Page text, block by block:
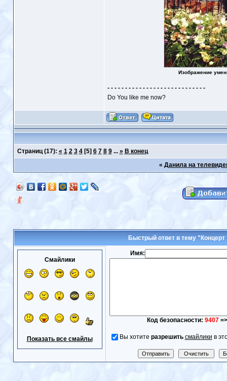
Изображение
- - - - - - - - - - - - - - - - - - - - - - - - - - - -
Do You like me now?
Страниц(17): « 1 2 3 4[5] 6 7 8 9... » В конец
« Данила на
Быстрый ответ в тему
Смайлики
Показать все смайлы
Имя:
Код безопасности: 9407=>
Вы хотите разрешить смайлики в